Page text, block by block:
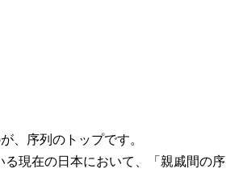
、序列のトップです。
現在の日本において、「親戚間の序